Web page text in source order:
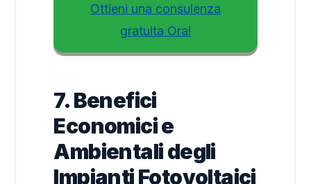
Ottieni una consulenza
gratuita Ora!
7. Benefici
Economici e
Ambientali degli
Impianti Fotovoltaici